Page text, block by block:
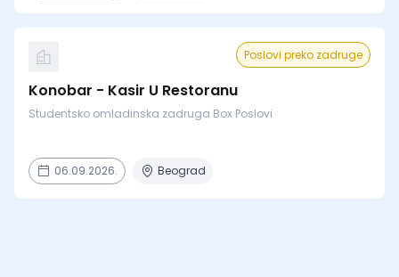
Poslovi preko zadruge
Konobar - Kasir U Restoranu
Studentsko omladinska zadruga Box Poslovi
06.09.2026. Beograd